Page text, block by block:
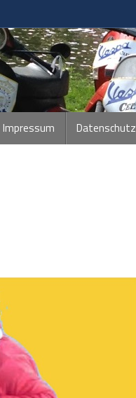
Impressum Datenschutz